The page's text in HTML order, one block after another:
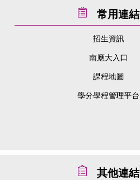
常用連結
招生資訊
南應大入口
課程地圖
學分學程管理平台
其他連結